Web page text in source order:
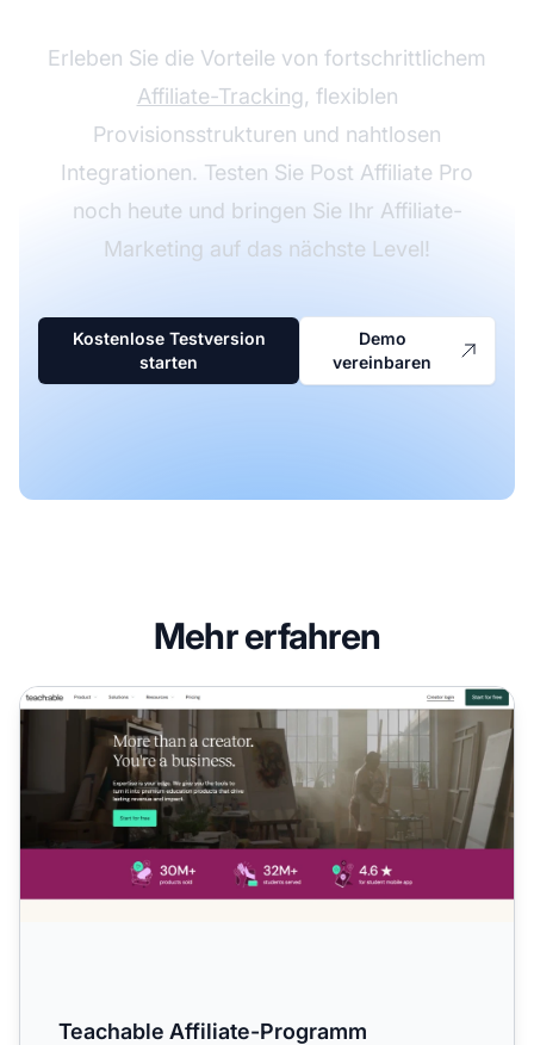
Erleben Sie die Vorteile von fortschrittlichem
Affiliate-Tracking, flexiblen
Provisionsstrukturen und nahtlosen
Integrationen. Testen Sie Post Affiliate Pro
noch heute und bringen Sie Ihr Affiliate-
Marketing auf das nächste Level!
Kostenlose Testversion
starten
Demo
vereinbaren
Mehr erfahren
Teachable Affiliate-Programm
Teachable Affiliate-Programm